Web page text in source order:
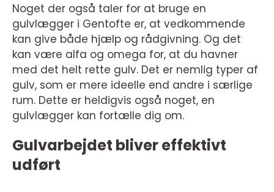
Noget der også taler for at bruge en
gulvlægger i Gentofte er, at vedkommende
kan give både hjælp og rådgivning. Og det
kan være alfa og omega for, at du havner
med det helt rette gulv. Det er nemlig typer af
gulv, som er mere ideelle end andre i særlige
rum. Dette er heldigvis også noget, en
gulvlægger kan fortælle dig om.
Gulvarbejdet bliver effektivt
udført